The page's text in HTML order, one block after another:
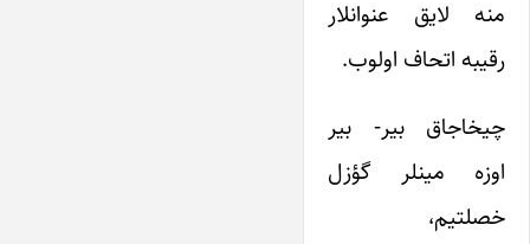
منه لایق عنوانلار
رقیبه اتحاف اولوب.
چیخاجاق بیر- بیر
اوزه مینلر گؤزل
خصلتیم،